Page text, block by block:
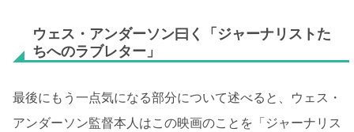
ウェス・アンダーソン曰く「ジャーナリストた
ちへのラブレター」
最後にもう一点気になる部分について述べると、ウェス・
アンダーソン監督本人はこの映画のことを「ジャーナリス